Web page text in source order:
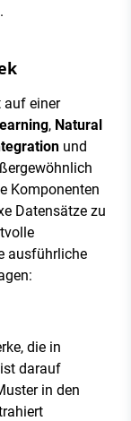
auf einer
, Natural
und
Komponenten
Datensätze zu
ausführliche
die in
darauf
in den